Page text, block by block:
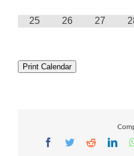
25 26 27
Print Calendar
Facebook
TwitterReddit